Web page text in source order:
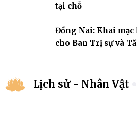
tại chỗ
Đồng Nai: Khai
cho Ban Trị sự và
Lịch sử - Nhân Vật